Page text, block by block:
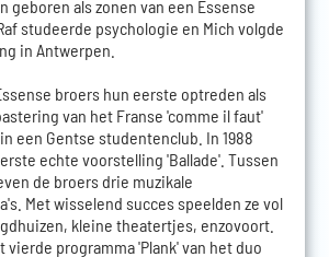
geboren als zonen van een Essense
studeerde psychologie en Mich volgde
in Antwerpen.
broers hun eerste optreden als
van het Franse 'comme il faut'
een Gentse studentenclub. In 1988
echte voorstelling 'Ballade'. Tussen
de broers drie muzikale
Met wisselend succes speelden ze vol
kleine theatertjes, enzovoort.
vierde programma 'Plank' van het duo